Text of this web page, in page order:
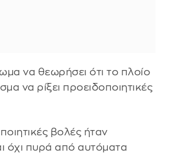
να θεωρήσει ότι το πλοίο
να ρίξει προειδοποιητικές
βολές ήταν
όχι πυρά από αυτόματα